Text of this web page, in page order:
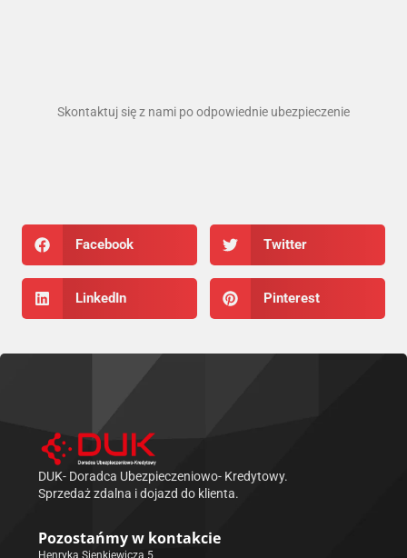
Skontaktuj się z nami po odpowiednie ubezpieczenie
Facebook Twitter
LinkedIn Pinterest
DUK- Doradca Ubezpieczeniowo- Kredytowy.
Sprzedaż zdalna i dojazd do klienta.
Pozostańmy w kontakcie
Henryka Sienkiewicza 5,